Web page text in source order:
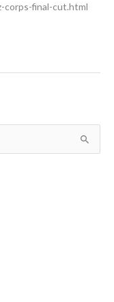
corps-final-cut.html